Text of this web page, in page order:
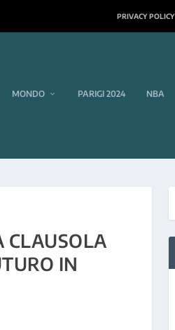
PRIVACY POLICY
MONDO PARIGI 2024 NBA
CLAUSOLA
IN